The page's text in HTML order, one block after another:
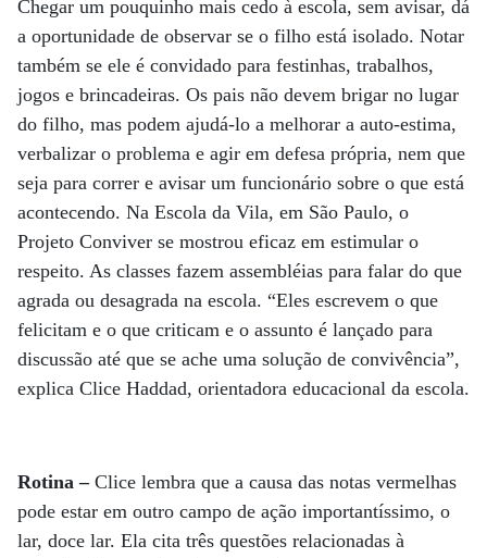
Chegar um pouquinho mais cedo à escola, sem avisar, dá
a oportunidade de observar se o filho está isolado. Notar
também se ele é convidado para festinhas, trabalhos,
jogos e brincadeiras. Os pais não devem brigar no lugar
do filho, mas podem ajudá-lo a melhorar a auto-estima,
verbalizar o problema e agir em defesa própria, nem que
seja para correr e avisar um funcionário sobre o que está
acontecendo. Na Escola da Vila, em São Paulo, o
Projeto Conviver se mostrou eficaz em estimular o
respeito. As classes fazem assembléias para falar do que
agrada ou desagrada na escola. “Eles escrevem o que
felicitam e o que criticam e o assunto é lançado para
discussão até que se ache uma solução de convivência”,
explica Clice Haddad, orientadora educacional da escola.
Rotina – Clice lembra que a causa das notas vermelhas
pode estar em outro campo de ação importantíssimo, o
lar, doce lar. Ela cita três questões relacionadas à